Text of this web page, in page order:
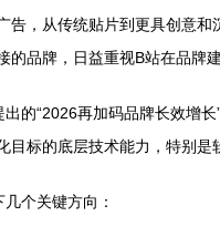
告，从传统贴片到更具创意
品牌，日益重视B站在品牌
的“2026再加码品牌长效增
标的底层技术能力，特别是
个关键方向：